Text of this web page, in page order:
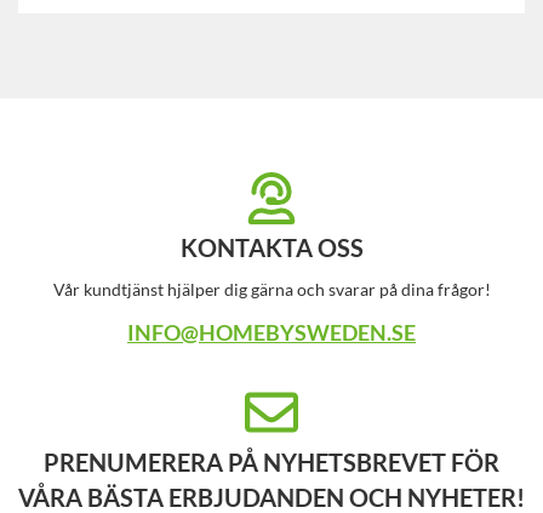
KONTAKTA OSS
Vår kundtjänst hjälper dig gärna och svarar på dina frågor!
INFO@HOMEBYSWEDEN.SE
PRENUMERERA PÅ NYHETSBREVET FÖR
VÅRA BÄSTA ERBJUDANDEN OCH NYHETER!